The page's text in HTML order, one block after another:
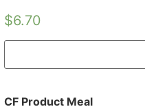
$6.70
CF Product Meal